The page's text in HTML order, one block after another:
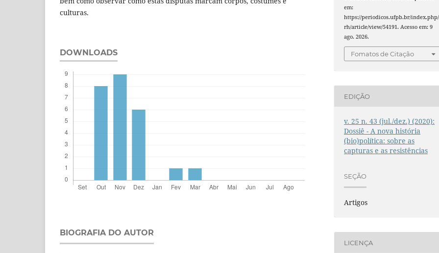
culturas.
DOWNLOADS
BIOGRAFIA DO AUTOR
em:
https://periodicos.ufpb.br/
rh/article/view/54191. Acesso em: 9
ago. 2026.
Fomatos de Citação
EDIÇÃO
v. 25 n. 43 (jul./dez.) (2020):
Dossiê - A nova história
(bio)política: sobre as
capturas e as resistências
SEÇÃO
Artigos
LICENÇA